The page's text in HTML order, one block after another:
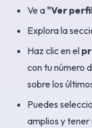
Ve a "Ver
Explora la
Haz clic en el
con tu número
sobre los
Puedes
amplios y